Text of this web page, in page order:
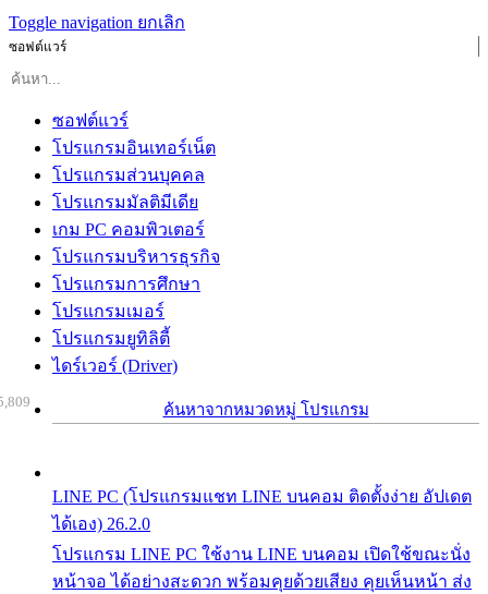
Toggle navigation ยกเลิก
ซอฟต์แวร์
ซอฟต์แวร์
โปรแกรมอินเทอร์เน็ต
โปรแกรมส่วนบุคคล
โปรแกรมมัลติมีเดีย
เกม PC คอมพิวเตอร์
โปรแกรมบริหารธุรกิจ
โปรแกรมการศึกษา
โปรแกรมเมอร์
โปรแกรมยูทิลิตี้
ไดร์เวอร์ (Driver)
ค้นหาจากหมวดหมู่ โปรแกรม
LINE PC (โปรแกรมแชท LINE บนคอม ติดตั้งง่าย อัปเดต
ได้เอง) 26.2.0
โปรแกรม LINE PC ใช้งาน LINE บนคอม เปิดใช้ขณะนั่ง
หน้าจอ ได้อย่างสะดวก พร้อมคุยด้วยเสียง คุยเห็นหน้า ส่ง